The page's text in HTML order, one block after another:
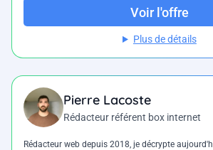
Voir l'offre
Plus de détails
Pierre Lacoste
Rédacteur référent box internet
Rédacteur web depuis 2018, je décrypte